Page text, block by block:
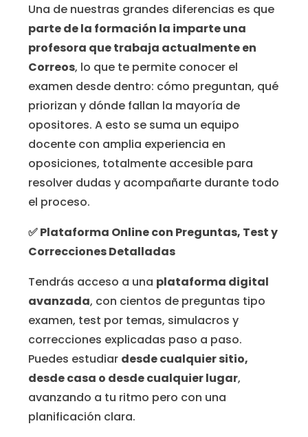
Una de nuestras grandes diferencias es que
parte de la formación la imparte una
profesora que trabaja actualmente en
Correos, lo que te permite conocer el
examen desde dentro: cómo preguntan, qué
priorizan y dónde fallan la mayoría de
opositores. A esto se suma un equipo
docente con amplia experiencia en
oposiciones, totalmente accesible para
resolver dudas y acompañarte durante todo
el proceso.
✅Plataforma Online con Preguntas, Test y
Correcciones Detalladas
Tendrás acceso a una plataforma digital
avanzada, con cientos de preguntas tipo
examen, test por temas, simulacros y
correcciones explicadas paso a paso.
Puedes estudiar desde cualquier sitio,
desde casa o desde cualquier lugar,
avanzando a tu ritmo pero con una
planificación clara.